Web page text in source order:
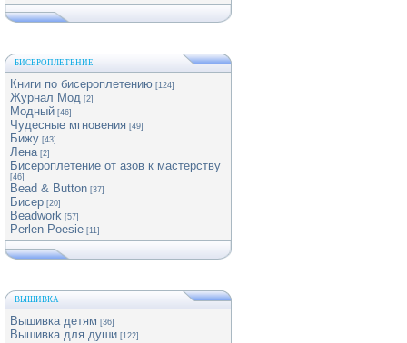
БИСЕРОПЛЕТЕНИЕ
Книги по бисероплетению [124]
Журнал Мод [2]
Модный [46]
Чудесные мгновения [49]
Бижу [43]
Лена [2]
Бисероплетение от азов к мастерству
[46]
Bead & Button [37]
Бисер [20]
Beadwork [57]
Perlen Poesie [11]
ВЫШИВКА
Вышивка детям [36]
Вышивка для души [122]